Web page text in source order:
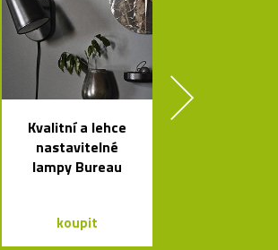
Kvalitní a lehce
nastavitelné
lampy Bureau
koupit